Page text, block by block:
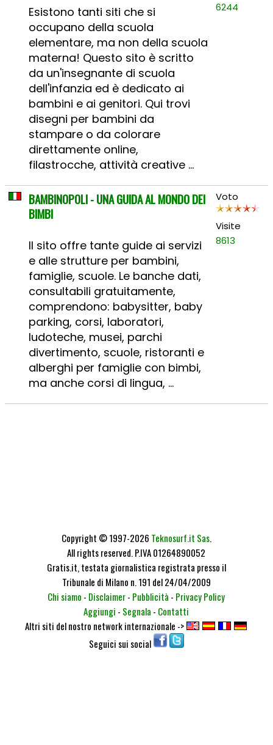
Esistono tanti siti che si
occupano della scuola
elementare, ma non della scuola
materna! Questo sito è scritto
da un'insegnante di scuola
dell'infanzia ed è dedicato ai
bambini e ai genitori. Qui trovi
disegni per bambini da
stampare o da colorare
direttamente online,
filastrocche, attività creative ...
6244
BAMBINOPOLI - UNA GUIDA AL MONDO DEI
BIMBI
Il sito offre tante guide ai servizi
e alle strutture per bambini,
famiglie, scuole. Le banche dati,
consultabili gratuitamente,
comprendono: babysitter, baby
parking, corsi, laboratori,
ludoteche, musei, parchi
divertimento, scuole, ristoranti e
alberghi per famiglie con bimbi,
ma anche corsi di lingua, ...
Voto
Visite
8613
Copyright © 1997-2026 Teknosurf.it Sas.
All rights reserved. P.IVA 01264890052
Gratis.it, testata giornalistica registrata presso il
Tribunale di Milano n. 191 del 24/04/2009
Chi siamo - Disclaimer- Pubblicità - Privacy Policy
Aggiungi - Segnala - Contatti
Altri siti del nostro network internazionale ->
Seguici sui social